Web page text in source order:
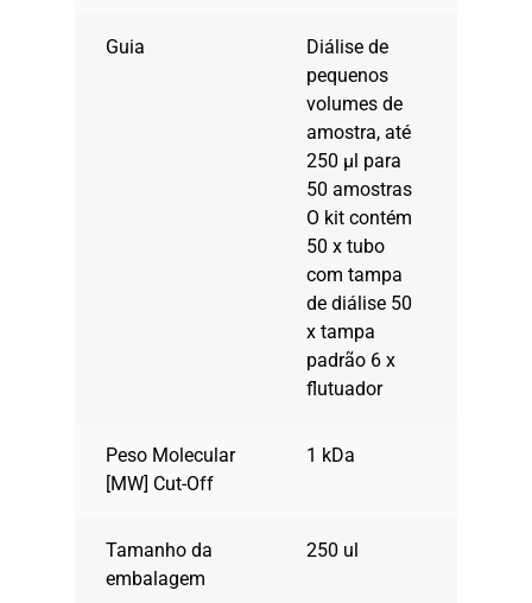
Guia
Diálise de
pequenos
volumes de
amostra, até
250 μl para
50 amostras
O kit contém
50 x tubo
com tampa
de diálise 50
x tampa
padrão 6 x
flutuador
Peso Molecular
[MW] Cut-Off
1 kDa
Tamanho da
embalagem
250 ul